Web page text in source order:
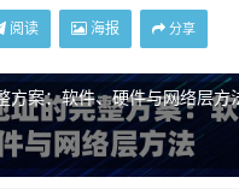
核心在于让你的请求“看起来
体的操作步骤：
标检测地区。你需要列出
国家和地区列表，例如美国
阅读 海报 分享
方案：软件、硬件与网络层方